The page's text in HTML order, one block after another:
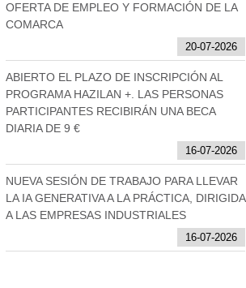
OFERTA DE EMPLEO Y FORMACIÓN DE LA
COMARCA
20-07-2026
ABIERTO EL PLAZO DE INSCRIPCIÓN AL
PROGRAMA HAZILAN +. LAS PERSONAS
PARTICIPANTES RECIBIRÁN UNA BECA
DIARIA DE 9 €
16-07-2026
NUEVA SESIÓN DE TRABAJO PARA LLEVAR
LA IA GENERATIVA A LA PRÁCTICA, DIRIGIDA
A LAS EMPRESAS INDUSTRIALES
16-07-2026